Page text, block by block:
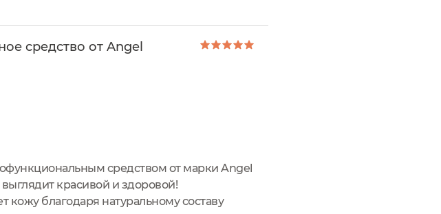
средство от Angel
средством от марки Angel
выглядит красивой и здоровой!
кожу благодаря натуральному составу